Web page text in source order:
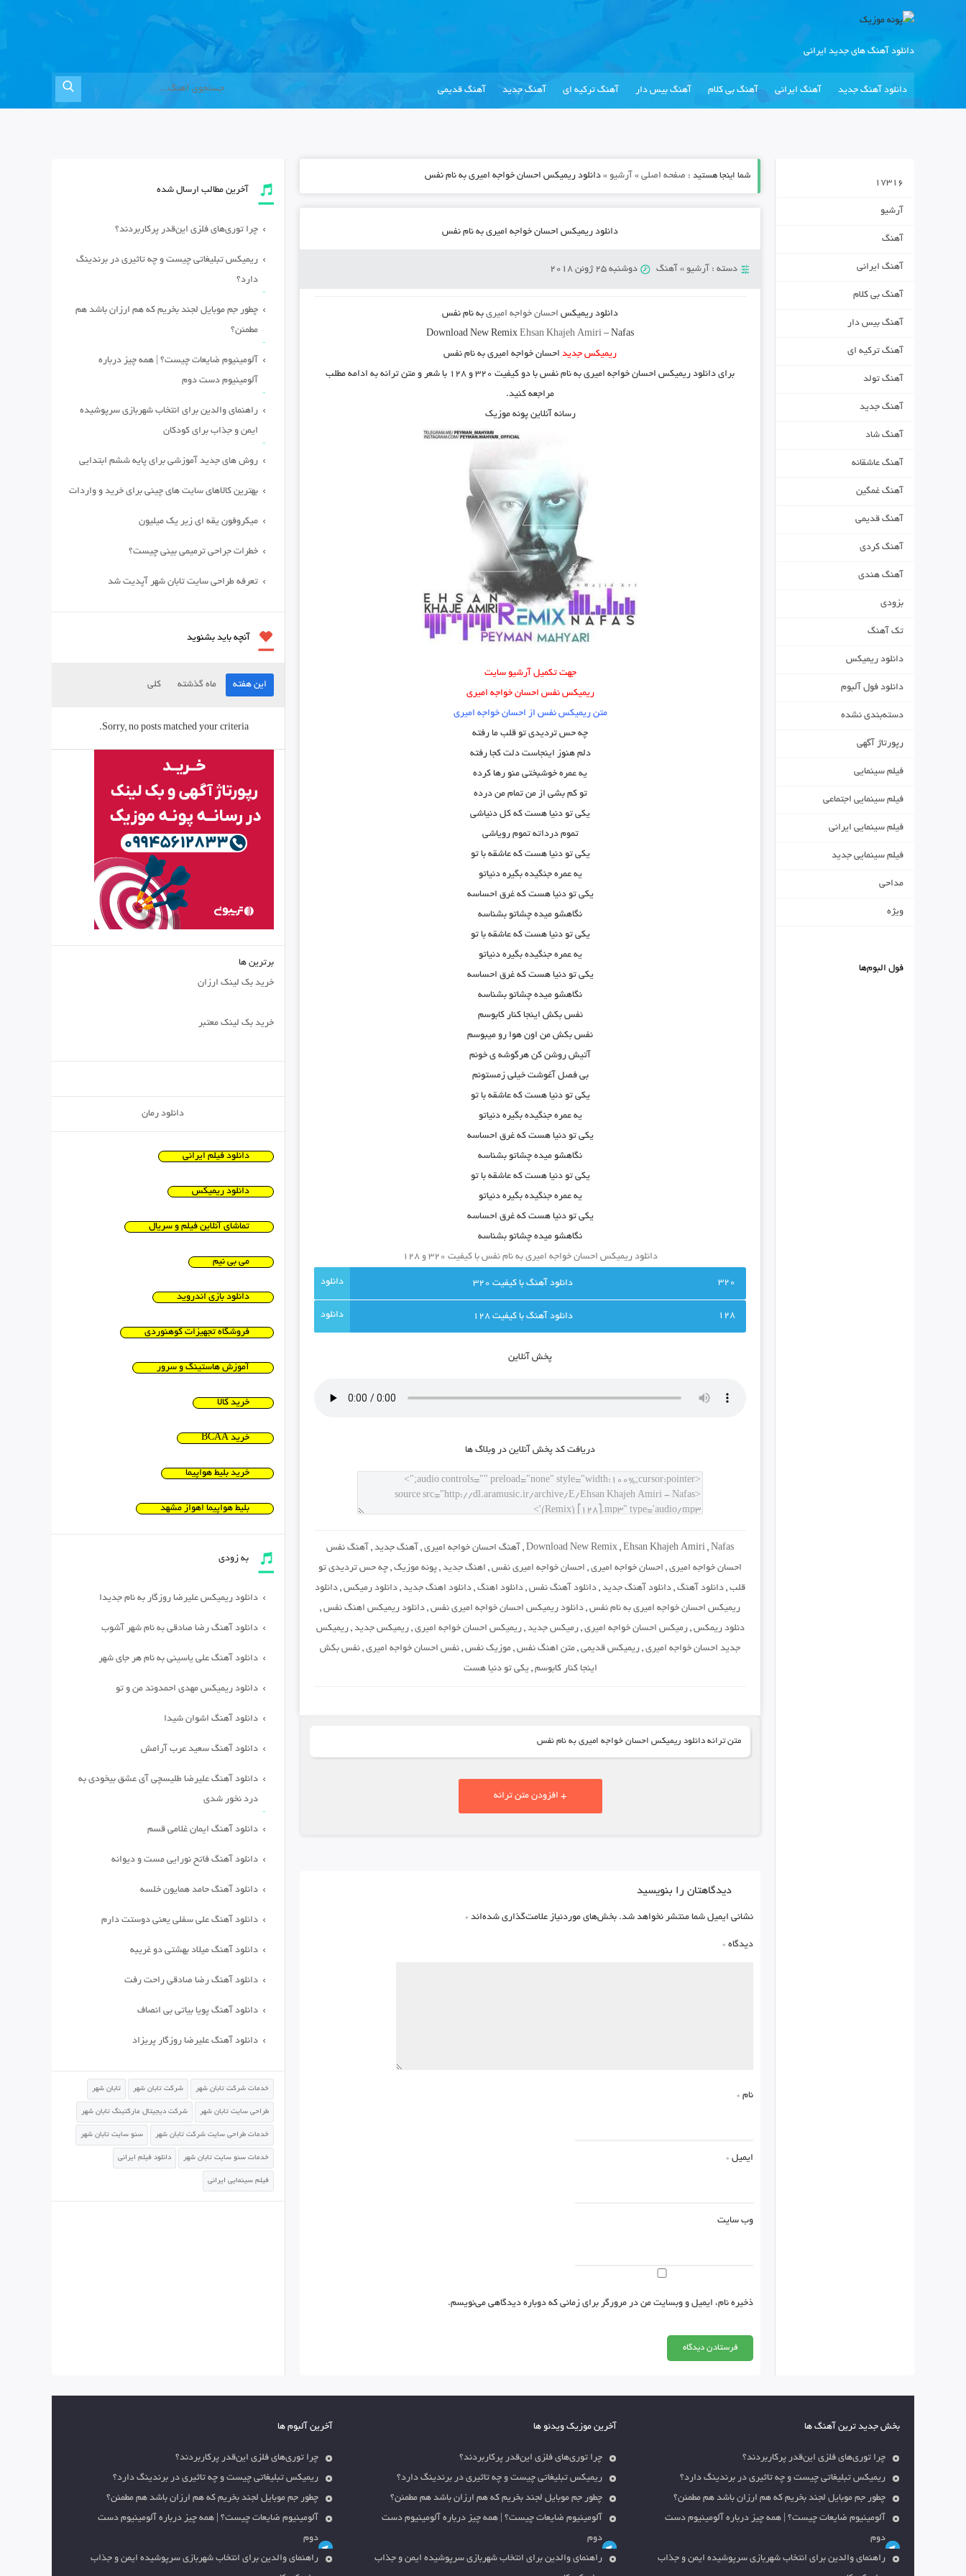
دانلود آهنگ های جدید ایرانی
دانلود آهنگ جدید آهنگ ایرانی آهنگ بی کلام آهنگ بیس دار آهنگ ترکیه ای آهنگ جدید آهنگ قدیمی
شما اینجا هستید : صفحه اصلی» آرشیو » دانلود ریمیکس احسان خواجه امیری به نام نفس
دانلود ریمیکس احسان خواجه امیری به نام نفس
دسته : آرشیو » آهنگ دوشنبه 25 ژوئن 2018
دانلود ریمیکس احسان خواجه امیریبه نام نفس
Download New RemixEhsan Khajeh Amiri –Nafas
ریمیکس جدیداحسان خواجه امیری به نام نفس
برای دانلود ریمیکس احسان خواجه امیری به نام نفس
با دو کیفیت ۳۲۰ و ۱۲۸ با شعر و متن ترانه به ادامه مطلب
مراجعه کنید.
رسانه آنلاین پونه موزیک
جهت تکمیل آرشیو سایت
ریمیکس نفس احسان خواجه امیری
متن ریمیکس نفس از احسان خواجه امیری
چه حس تردیدی تو قلب ما رفته
دلم هنوز اینجاست دلت کجا رفته
یه عمره خوشبختی منو رها کرده
تو کم بشی از من تمام من درده
یکی تو دنیا هست که کل دنیاشی
تموم درداته تموم رویاشی
یکی تو دنیا هست که عاشقه با تو
یه عمره جنگیده بگیره دنیاتو
یکی تو دنیا هست که غرق احساسه
نگاهشو میده چشاتو بشناسه
یکی تو دنیا هست که عاشقه با تو
یه عمره جنگیده بگیره دنیاتو
یکی تو دنیا هست که غرق احساسه
نگاهشو میده چشاتو بشناسه
نفس بکش اینجا کنار کابوسم
نفس بکش من اون هوا رو میبوسم
آتیش روشن کن هرگوشه ی خونم
بی فصل آغوشت خیلی زمستونم
یکی تو دنیا هست که عاشقه با تو
یه عمره جنگیده بگیره دنیاتو
یکی تو دنیا هست که غرق احساسه
نگاهشو میده چشاتو بشناسه
یکی تو دنیا هست که عاشقه با تو
یه عمره جنگیده بگیره دنیاتو
یکی تو دنیا هست که غرق احساسه
نگاهشو میده چشاتو بشناسه
دانلود ریمیکس احسان خواجه امیری به نام نفس با کیفیت ۳۲۰ و ۱۲۸
320 دانلود آهنگ با کيفيت 320
128 دانلود آهنگ با کيفيت 128
پخش آنلاين
دريافت کد پخش آنلاين در وبلاگ ها
Download New Remix ,Ehsan Khajeh Amiri ,Nafas
, آهنگ احسان خواجه امیری, آهنگ جدید, آهنگ نفس
احسان خواجه امیری, احسان خواجه امیری, احسان خواجه امیری نفس, اهنگ جدید, پونه موزیک, چه حس تردیدی تو
قلب, دانلود آهنگ, دانلود آهنگ جدید, دانلود آهنگ نفس, دانلود اهنگ, دانلود اهنگ جدید, دانلود رمیکس, دانلود
ریمیکس احسان خواجه امیری به نام نفس, دانلود ریمیکس احسان خواجه امیری نفس, دانلود ریمیکس اهنگ نفس,
دنلود ریمکس ,رمیکس احسان خواجه امیری ,رمیکس جدید ,ریمیکس احسان خواجه امیری ,ریمیکس جدید ,ریمیکس
جدید احسان خواجه امیری, ریمیکس قدیمی, متن اهنگ نفس, موزیک نفس, نفس احسان خواجه امیری, نفس بکش
اینجا کنار کابوسم , یکی تو دنیا هست
متن ترانه دانلود ریمیکس احسان خواجه امیری به نام نفس
+ افزودن متن ترانه
دیدگاهتان را بنویسید
نشانی ایمیل شما منتشر نخواهد شد. بخش‌های موردنیاز علامت‌گذاری شده‌اند *
دیدگاه *
نام *
ایمیل *
وب‌ سایت
ذخیره نام، ایمیل و وبسایت من در مرورگر برای زمانی که دوباره دیدگاهی می‌نویسم.
17316
آرشیو
آهنگ
آهنگ ایرانی
آهنگ بی کلام
آهنگ بیس دار
آهنگ ترکیه ای
آهنگ تولد
آهنگ جدید
آهنگ شاد
آهنگ عاشقانه
آهنگ غمگین
آهنگ قدیمی
آهنگ کردی
آهنگ هندی
بزودی
تک آهنگ
دانلود ریمیکس
دانلود فول آلبوم
دسته‌بندی نشده
رپورتاژ آگهی
فیلم سینمایی
فیلم سینمایی اجتماعی
فیلم سینمایی ایرانی
فیلم سینمایی جدید
مداحی
ویژه
فول البوم‌ها
آخرین مطالب ارسال شده
چرا توری‌های فلزی این‌قدر پرکاربردند؟
ریمیکس تبلیغاتی چیست و چه تاثیری در برندینگ
دارد؟
چطور جم موبایل لجند بخریم که هم ارزان باشد هم
مطمئن؟
آلومینیوم ضایعات چیست؟ | همه چیز درباره
آلومینیوم دست دوم
راهنمای والدین برای انتخاب شهربازی سرپوشیده
ایمن و جذاب برای کودکان
روش های جدید آموزشی برای پایه ششم ابتدایی
بهترین کالاهای سایت های چینی برای خرید و واردات
میکروفون یقه ای زیر یک میلیون
خطرات جراحی ترمیمی بینی چیست؟
تعرفه طراحی سایت تابان شهر آپدیت شد
آنچه باید بشنوید
این هفته ماه گذشته کلی
Sorry, no posts matched your criteria.
برترین ها
خرید بک لینک ارزان
خرید بک لینک معتبر
دانلود رمان
دانلود فیلم ایرانی
دانلود ریمیکس
تماشای آنلاین فیلم و سریال
می بی نیم
دانلود بازی اندروید
فروشگاه تجهیزات کوهنوردی
آموزش هاستینگ و سرور
خرید کالا
خرید BCAA
خرید بلیط هواپیما
بلیط هواپیما اهواز مشهد
به زودی
دانلود ریمیکس علیرضا روزگار به نام جدیدا
دانلود آهنگ رضا صادقی به نام شهر آشوب
دانلود آهنگ علی یاسینی به نام هر جای شهر
دانلود ریمیکس مهدی احمدوند من و تو
دانلود آهنگ اشوان شیدا
دانلود آهنگ سعید عرب آرامش
دانلود آهنگ علیرضا طلیسچی آی عشق بیخودی به
درد نخور شدی
دانلود آهنگ ایمان غلامی قسم
دانلود آهنگ فاتح نورایی مست و دیوانه
دانلود آهنگ حامد همایون خلسه
دانلود آهنگ علی سفلی یعنی دوستت دارم
دانلود آهنگ میلاد بهشتی دو غریبه
دانلود آهنگ رضا صادقی راحت رفت
دانلود آهنگ پویا بیاتی بی انصاف
دانلود آهنگ علیرضا روزگار پریزاد
خدمات شرکت تابان شهر شرکت تابان شهر تابان شهر
طراحی سایت تابان شهر شرکت دیجیتال مارکتینگ تابان شهر
خدمات طراحی سایت شرکت تابان شهر سئو سایت تابان شهر
خدمات سئو سایت تابان شهر دانلود فیلم ایرانی
فیلم سینمایی ایرانی
بخش جدید ترین آهنگ ها
چرا توری‌های فلزی این‌قدر پرکاربردند؟
ریمیکس تبلیغاتی چیست و چه تاثیری در برندینگ دارد؟
چطور جم موبایل لجند بخریم که هم ارزان باشد هم مطمئن؟
آلومینیوم ضایعات چیست؟ | همه چیز درباره آلومینیوم دست
دوم
راهنمای والدین برای انتخاب شهربازی سرپوشیده ایمن و جذاب
آخرین موزیک ویدئو ها
چرا توری‌های فلزی این‌قدر پرکاربردند؟
ریمیکس تبلیغاتی چیست و چه تاثیری در برندینگ دارد؟
چطور جم موبایل لجند بخریم که هم ارزان باشد هم مطمئن؟
آلومینیوم ضایعات چیست؟ | همه چیز درباره آلومینیوم دست
دوم
راهنمای والدین برای انتخاب شهربازی سرپوشیده ایمن و جذاب
آخرین آلبوم ها
چرا توری‌های فلزی این‌قدر پرکاربردند؟
ریمیکس تبلیغاتی چیست و چه تاثیری در برندینگ دارد؟
چطور جم موبایل لجند بخریم که هم ارزان باشد هم مطمئن؟
آلومینیوم ضایعات چیست؟ | همه چیز درباره آلومینیوم دست
دوم
راهنمای والدین برای انتخاب شهربازی سرپوشیده ایمن و جذاب